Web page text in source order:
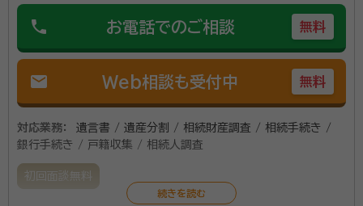
受任。現在、４名（後見２名・保佐２名）の方々の「身上監
護」・「財産管理」を遂行しています。
phone お電話でのご相談 無料
mail Web相談も受付中 無料
対応業務：
遺言書 / 遺産分割 / 相続財産調査 / 相続手続き /
銀行手続き / 戸籍収集 / 相続人調査
初回面談無料